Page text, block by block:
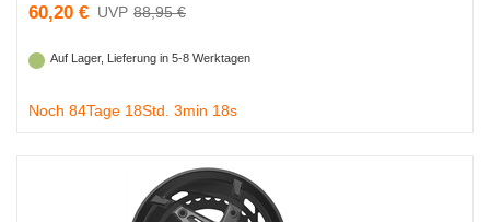
60,20 € 88,95 €
Auf Lager, Lieferung in 5-8 Werktagen
Noch 84Tage 18Std. 3min 18s